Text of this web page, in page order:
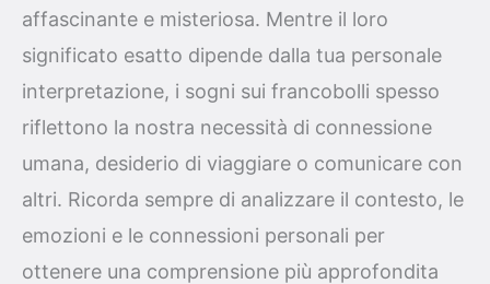
affascinante e misteriosa. Mentre il loro
significato esatto dipende dalla tua personale
interpretazione, i sogni sui francobolli spesso
riflettono la nostra necessità di connessione
umana, desiderio di viaggiare o comunicare con
altri. Ricorda sempre di analizzare il contesto, le
emozioni e le connessioni personali per
ottenere una comprensione più approfondita